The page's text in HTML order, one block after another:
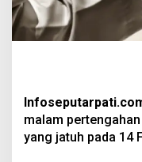
malam
yang jatuh pada 14